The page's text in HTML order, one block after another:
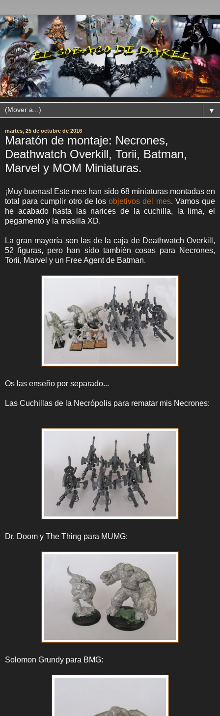
▼
martes, 25 de octubre de 2016
Maratón de montaje: Necrones,
Deathwatch Overkill, Torii, Batman,
Marvel y MOM Miniaturas.
¡Muy buenas! Este mes han sido 68 miniaturas montadas en
total para cumplir otro de losobjetivos del mes. Vamos que
he acabado hasta las narices de la cuchilla, la lima, el
pegamento y la masilla XD.
La gran mayoría son las de la caja de Deathwatch Overkill,
52 figuras, pero han sido también cosas para Necrones,
Torii, Marvel y un Free Agent de Batman.
Os las enseño por separado...
Las Cuchillas de la Necrópolis para rematar mis Necrones:
Dr. Doom y The Thing para MUMG:
Solomon Grundy para BMG: